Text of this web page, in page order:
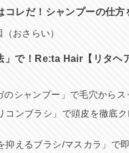
レだ！シャンプーの仕方
おさらい）
」で！Re:ta Hair【リタヘ
シャンプー」で毛穴からス
コンブラシ」で頭皮を徹底
えるブラシ/マスカラ」で